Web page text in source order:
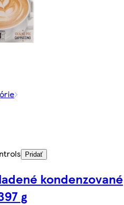
Pridať
kondenzované
g